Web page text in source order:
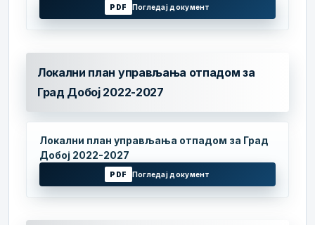
PDF Погледај документ
Локални план управљања отпадом за
Град Добој 2022-2027
Локални план управљања отпадом за Град
Добој 2022-2027
PDF Погледај документ